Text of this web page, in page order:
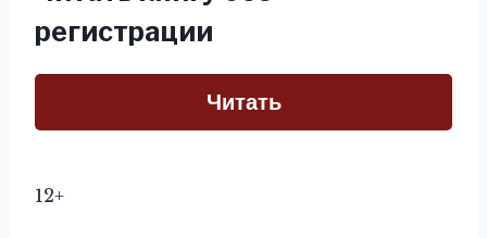
регистрации
Читать
12+